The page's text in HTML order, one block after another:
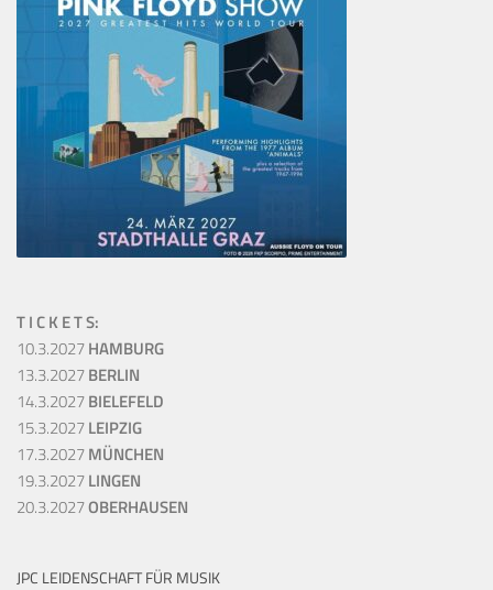
T I C K E T S:
10.3.2027HAMBURG
13.3.2027BERLIN
14.3.2027BIELEFELD
15.3.2027LEIPZIG
17.3.2027MÜNCHEN
19.3.2027LINGEN
20.3.2027OBERHAUSEN
JPC LEIDENSCHAFT FÜR MUSIK